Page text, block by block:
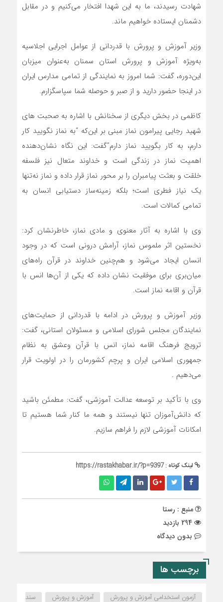
شهادت رسیدند، ما به این شهدا افتخار می‌کنیم و در مقابل
دشمنان ایستاده خواهیم ماند.
وزیر آموزش و پرورش با قدردانی از عوامل اجرایی اجلاسیه
به‌ویژه آموزش و پرورش استان سمنان به‌عنوان میزبان
این‌دوره، گفت: شما امروز به نمایندگی از تمامی مدارس ایران
در اینجا حضور دارید و از صبر و حوصله شما سپاسگزارم.
کاظمی در بخش دیگری از سخنانش با اشاره به صحبت های
شهید رجایی پیرامون نماز مبنی بر این‌که “به نماز نگویید کار
دارم، به کار بگویید نماز دارم”گفت: این نگاه نشان‌دهنده
اهمیت نماز در زندگی است و خداوند متعال نیز فلسفه
خلقت و بعثت پیامبران را بر محور نماز قرار داده و نماز نه‌تنها
یک نیاز فطری است؛ بلکه زمینه‌ساز دستیابی انسان به
تمامی کمالات است.
وی با اشاره به آثار معنوی و مادی نماز، خاطرنشان کرد:
نخستین اثر ملموس نماز، آرامش درونی است که در وجود
انسان ایجاد می‌شود و هم‌چنین خداوند در قرآن راه‌های
میان‌بری برای موفقیت نشان داده که یکی از آن‌ها انس با
قرآن و اقامه نماز است.
وزیر آموزش و پرورش در ادامه با قدردانی از حمایت‌های
نمایندگان مجلس شورای اسلامی و مسئولان استانی، گفت:
ترویج فرهنگ اقامه نماز، انس با قرآن وعشق به نظام
جمهوری اسلامی ایران و پرچم کشورمان را در اولویت قرار
می‌دهیم .
وی با تأکید بر توسعه عدالت آموزشی، گفت: مطمئن باشید
که دانش‌آموزان تنها نیستند و همه ما کنار شما هستیم تا
امکانات آموزشی لازم را فراهم سازیم.
لینک کوتاه :https://rastakhabar.ir/?p=9397
منبع : رستا
بدون دیدگاه
برچسب ها
آزمون استخدامی آموزش و پرورش آموزش و پرورش سند